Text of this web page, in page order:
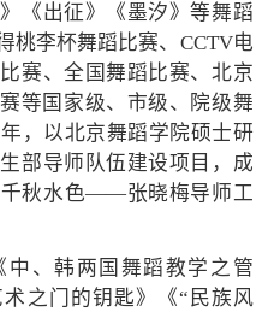
《出征》《墨汐》等舞蹈
桃李杯舞蹈比赛、CCTV电
赛、全国舞蹈比赛、北京
等国家级、市级、院级舞
，以北京舞蹈学院硕士研
部导师队伍建设项目，成
秋水色——张晓梅导师工
中、韩两国舞蹈教学之管
之门的钥匙》《“民族风